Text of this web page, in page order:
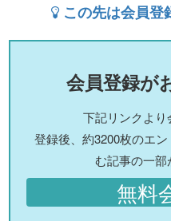
この先は会員登
会員登録が
下記リンクより
登録後、約3200枚のエ
む記事の一部
無料